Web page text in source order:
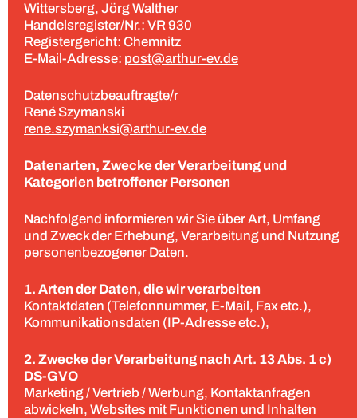
Wittersberg, Jörg Walther
Handelsregister/Nr.: VR 930
Registergericht: Chemnitz
E-Mail-Adresse: post@arthur-ev.de
Datenschutzbeauftragte/r
René Szymanski
rene.szymanksi@arthur-ev.de
Datenarten, Zwecke der Verarbeitung und
Kategorien betroffener Personen
Nachfolgend informieren wir Sie über Art, Umfang
und Zweck der Erhebung, Verarbeitung und Nutzung
personenbezogener Daten.
1. Arten der Daten, die wir verarbeiten
Kontaktdaten (Telefonnummer, E-Mail, Fax etc.),
Kommunikationsdaten (IP-Adresse etc.),
2. Zwecke der Verarbeitung nach Art. 13 Abs. 1 c)
DS-GVO
Marketing / Vertrieb / Werbung, Kontaktanfragen
abwickeln, Websites mit Funktionen und Inhalten